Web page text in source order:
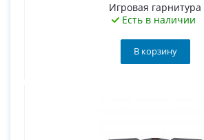
Игровая гарнитура
Есть в наличии
В корзину